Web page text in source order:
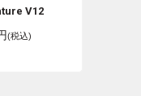
V12
(税込)